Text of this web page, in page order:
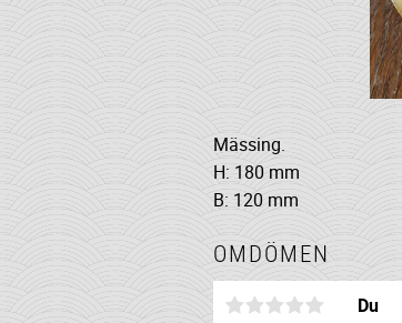
Mässing.
H: 180 mm
B: 120 mm
OMDÖMEN
Du